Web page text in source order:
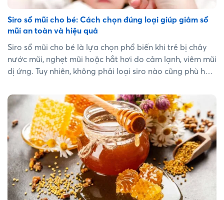
Siro sổ mũi cho bé: Cách chọn đúng loại giúp giảm sổ
mũi an toàn và hiệu quả
Siro sổ mũi cho bé là lựa chọn phổ biến khi trẻ bị chảy
nước mũi, nghẹt mũi hoặc hắt hơi do cảm lạnh, viêm mũi
dị ứng. Tuy nhiên, không phải loại siro nào cũng phù hợp
triệu chứng hiệu quả và hạn chế tác dụng phụ không
mong muốn....